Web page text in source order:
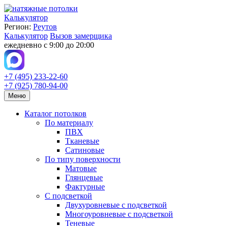
Калькулятор
Регион: Реутов
Калькулятор Вызов замерщика
ежедневно с 9:00 до 20:00
+7 (495) 233-22-60
+7 (925) 780-94-00
Меню
Каталог потолков
По материалу
ПВХ
Тканевые
Сатиновые
По типу поверхности
Матовые
Глянцевые
Фактурные
С подсветкой
Двухуровневые с подсветкой
Многоуровневые с подсветкой
Теневые